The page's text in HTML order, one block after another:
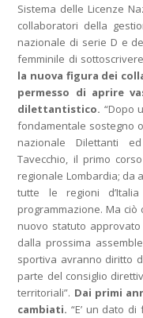
Sistema delle Licenze
collaboratori della
nazionale di serie D e
femminile di
la nuova figura dei
permesso di aprire
dilettantistico. “Dopo
fondamentale sostegno
nazionale Dilettanti
Tavecchio, il primo
regionale Lombardia; da
tutte le regioni
programmazione. Ma
nuovo statuto
dalla prossima
sportiva avranno diritto
parte del consiglio
territoriali”. Dai primi
cambiati. “E’ un dato